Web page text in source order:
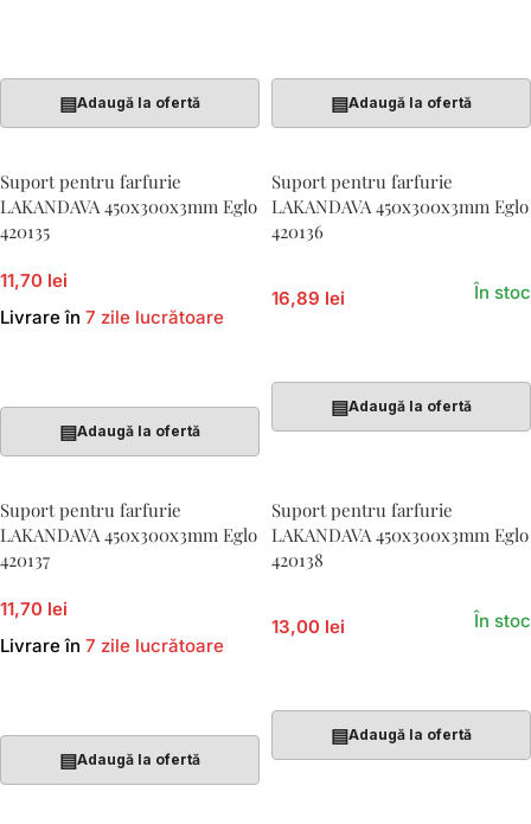
▤Adaugă la ofertă ▤Adaugă la ofertă
Suport pentru farfurie
LAKANDAVA 450x300x3mm Eglo
420135
11,70 lei
Livrare în 7 zile lucrătoare
▤Adaugă la ofertă
Suport pentru farfurie
LAKANDAVA 450x300x3mm Eglo
420136
16,89 lei În stoc
▤Adaugă la ofertă
Suport pentru farfurie
LAKANDAVA 450x300x3mm Eglo
420137
11,70 lei
Livrare în 7 zile lucrătoare
▤Adaugă la ofertă
Suport pentru farfurie
LAKANDAVA 450x300x3mm Eglo
420138
13,00 lei În stoc
▤Adaugă la ofertă